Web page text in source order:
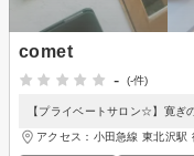
comet
-
(-件)
【プライベートサロン☆】寛ぎ
アクセス：小田急線 東北沢